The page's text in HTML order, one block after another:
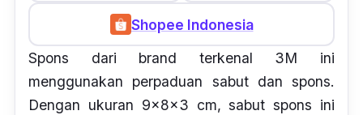
Shopee Indonesia
Spons dari brand terkenal 3M ini
menggunakan perpaduan sabut dan spons.
Dengan ukuran 9x8x3 cm, sabut spons ini